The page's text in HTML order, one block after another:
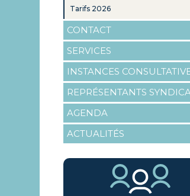
Tarifs 2026
CONTACT
SERVICES
INSTANCES
REPRÉSENTANTS
AGENDA
ACTUALITÉS